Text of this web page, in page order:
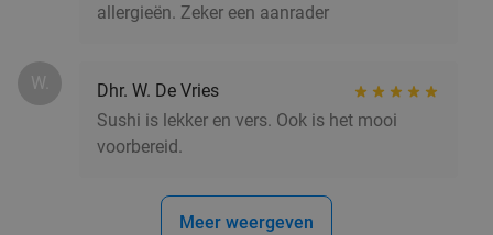
allergieën. Zeker een aanrader
W.
Dhr. W. De Vries
Sushi is lekker en vers. Ook is het mooi
voorbereid.
Meer weergeven